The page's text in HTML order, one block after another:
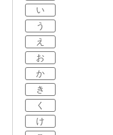
い
う
え
お
か
き
く
け